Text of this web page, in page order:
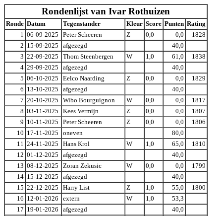
Rondenlijst van Ivar Rothuizen
Ronde Datum Tegenstander Kleur Score Punten Rating
1 06-09-2025 Peter Scheeren Z 0,0 0,0
1828
2 15-09-2025 afgezegd
40,0
3 22-09-2025 Thom Steenbergen W 1,0 61,0
1838
4 29-09-2025 afgezegd
40,0
5 06-10-2025 Eelco Naarding Z 0,0 0,0
1829
6 13-10-2025 afgezegd
40,0
7 20-10-2025 Wibo Bourguignon W 0,0 0,0
1817
8 03-11-2025 Kees Vermijn Z 0,0 0,0
1807
9 10-11-2025 Peter Scheeren Z 0,0 0,0
1806
10 17-11-2025 oneven
80,0
11 24-11-2025 Hans Krol W 1,0 65,0
1810
12 01-12-2025 afgezegd
40,0
13 08-12-2025 Zoran Zekusic W 0,0 0,0
1799
14 15-12-2025 afgezegd
40,0
15 22-12-2025 Harry List Z 1,0 55,0
1800
16 12-01-2026 extern W 1,0
53,3
17 19-01-2026 afgezegd
40,0